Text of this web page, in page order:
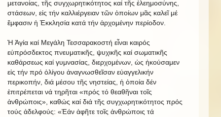
μετανοίας, τῆς συγχωρητικότητος καί τῆς ἐλεημοσύνης,
στάσεων, εἰς τήν καλλιέργειαν τῶν ὁποίων μᾶς καλεῖ μέ
ἔμφασιν ἡ Ἐκκλησία κατά τήν ἀρχομένην περίοδον.
Ἡ Ἁγία καί Μεγάλη Τεσσαρακοστή εἶναι καιρός
εὐπρόσδεκτος πνευματικῆς, ψυχικῆς καί σωματικῆς
καθάρσεως καί γυμνασίας, διερχομένων, ὡς ἠκούσαμεν
εἰς τήν πρό ὀλίγου ἀναγνωσθεῖσαν εὐαγγελικήν
περικοπήν, διά μέσου τῆς νηστείας, ἡ ὁποία δέν
ἐπιτρέπεται νά τηρῆται «πρός τό θεαθῆναι τοῖς
ἀνθρώποις», καθώς καί διά τῆς συγχωρητικότητος πρός
τούς ἀδελφούς: «Ἐάν ἀφῆτε τοῖς ἀνθρώποις τά